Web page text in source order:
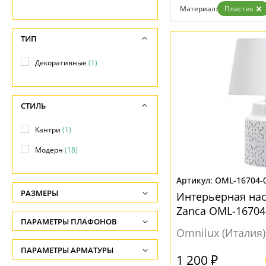
Бренды
Контакты
Материал: Пластик
OML-16704-
Интерьерная
Zanca OML-
Omnilux (Италия)
1 200 ₽
ТИП
Декоративные(1)
СТИЛЬ
Кантри (1)
Модерн (18)
РАЗМЕРЫ
Высота, см
-
Ширина, см
ПАРАМЕТРЫ ПЛАФОНОВ
ФОРМА ПЛАФОНА
ПАРАМЕТРЫ АРМАТУРЫ